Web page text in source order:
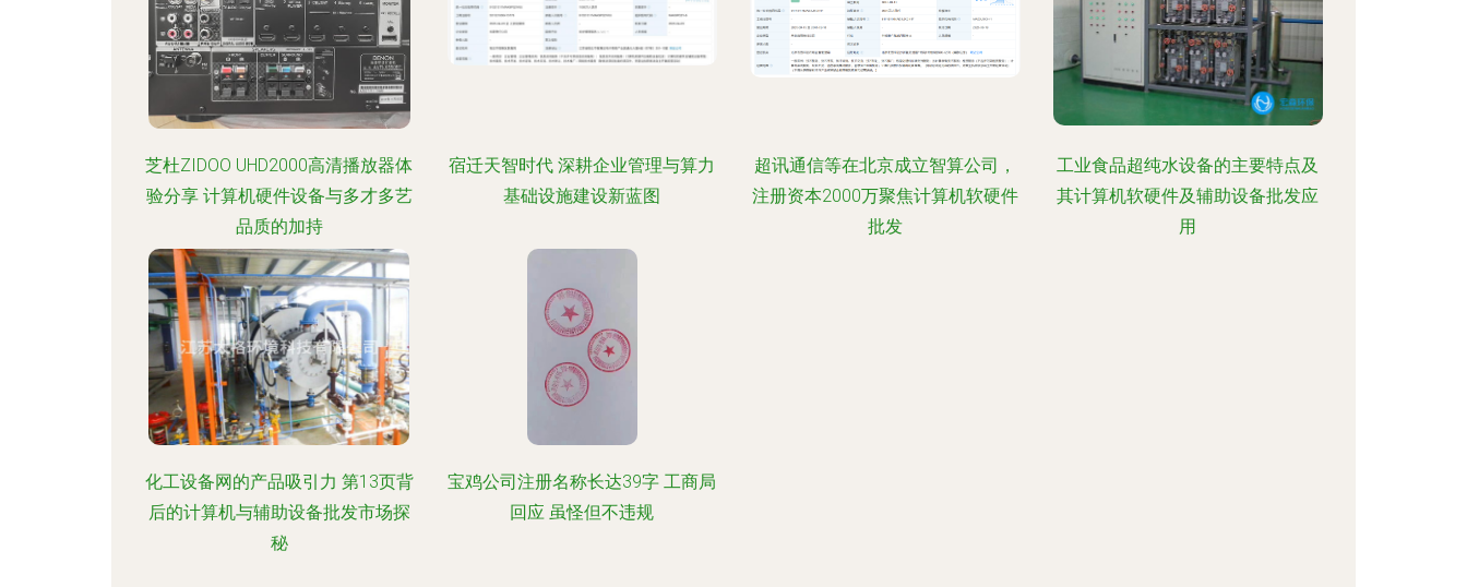
芝杜ZIDOO UHD2000高清播放器体
验分享 计算机硬件设备与多才多艺
品质的加持
宿迁天智时代 深耕企业管理与算力
基础设施建设新蓝图
超讯通信等在北京成立智算公司，
注册资本2000万聚焦计算机软硬件
批发
工业食品超纯水设备的主要特点及
其计算机软硬件及辅助设备批发应
用
化工设备网的产品吸引力 第13页背
后的计算机与辅助设备批发市场探
秘
宝鸡公司注册名称长达39字 工商局
回应 虽怪但不违规